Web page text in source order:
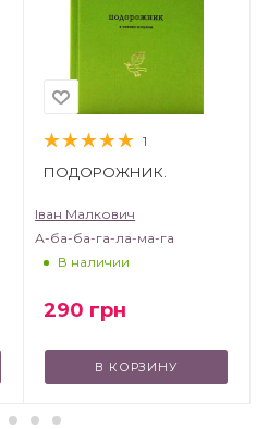
1
ПОДОРОЖНИК.
Іван Малкович
А-ба-ба-га-ла-ма-га
В наличии
290 грн
В КОРЗИНУ